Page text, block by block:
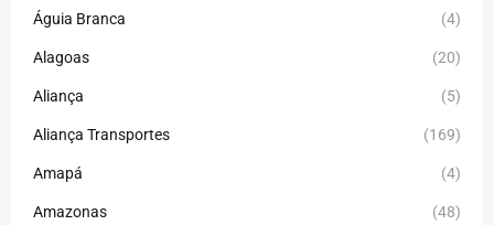
Águia Branca (4)
Alagoas (20)
Aliança (5)
Aliança Transportes (169)
Amapá (4)
Amazonas (48)